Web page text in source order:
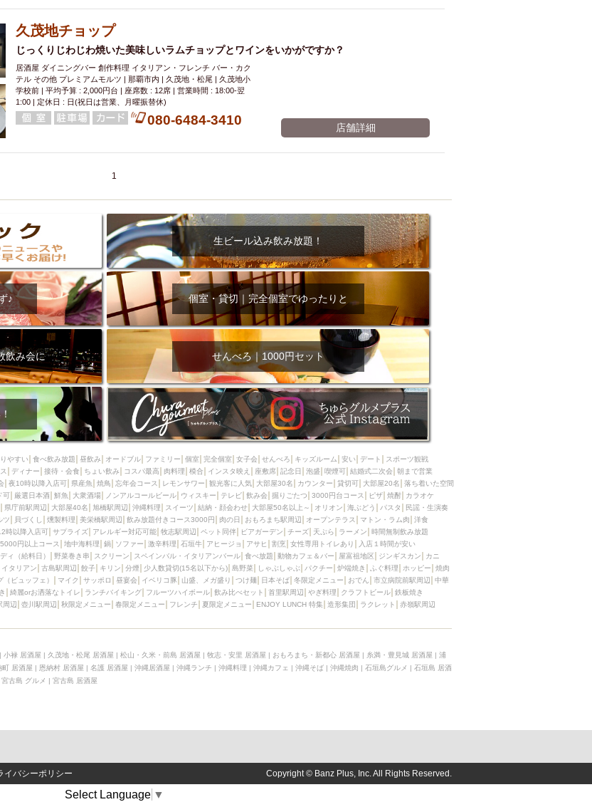
数貸切(15名以下から) 島野菜 しゃぶしゃぶ パクチー 炉端焼き
ふぐ料理
エビスビール ウェディング
イベリコ豚 山盛、メガ盛り つけ麺 日本そば 冬限定メニュー
好み焼き・もんじゃ オーガニック プレミアムフライデー
バイキング フルーツハイボール 飲み比べセット
幹事様特典 おばんざい チーズタッカルビ
春限定メニュー フレンチ 夏限定メニュー ENJOY LUNCH 特集
造形集団
久茂地チョップ
じっくりじわじわ焼いた美味しいラムチョップとワインをいかがですか？
居酒屋 ダイニングバー 創作料理 イタリアン・フレンチ バー・カク
テル その他 プレミアムモルツ | 那覇市内 | 久茂地・松尾 | 久茂地小
学校前 | 平均予算 : 2,000円台 | 座席数 : 12席 | 営業時間 : 18:00‐翌
1:00 | 定休日 : 日(祝日は営業、月曜振替休)
080-6484-3410 店舗詳細
1
生ビール込み飲み放題！
♪ 個室・貸切｜完全個室でゆったりと
飲み会に せんべろ｜1000円セット
やすい 食べ飲み放題 昼飲み オードブル ファミリー 個室 完全個室 女子会 せんべろ キッズルーム 安い デート
スポーツ観戦
ディナー 接待・会食 ちょい飲み コスパ最高 肉料理 模合 インスタ映え 座敷席 記念日 泡盛 喫煙可 結婚式二次会 朝まで営業
夜10時以降入店可 県産魚 焼鳥 忘年会コース レモンサワー 観光客に人気 大部屋30名 カウンター 貸切可 大部屋20名
落ち着いた空間
可 厳選日本酒 鮮魚 大衆酒場 ノンアルコールビール ウィスキー テレビ 飲み会 掘りごたつ 3000円台コース ピザ 焼酎
カラオケ
県庁前駅周辺 大部屋40名 旭橋駅周辺 沖縄料理 スイーツ 結納・顔会わせ 大部屋50名以上～ オリオン 海ぶどう パスタ
民謡・生演奏
ツ 貝づくし 燻製料理 美栄橋駅周辺 飲み放題付きコース3000円 肉の日 おもろまち駅周辺 オープンテラス マトン・ラム肉
洋食
時以降入店可 サプライズ アレルギー対応可能 牧志駅周辺 ペット同伴 ビアガーデン チーズ 天ぷら ラーメン
時間無制飲み放題
5000円以上コース 地中海料理 鍋 ソファー 激辛料理 石垣牛 アヒージョ アサヒ 割烹 女性専用トイレあり
入店１時間が安い
ィ（給料日） 野菜巻き串 スクリーン スペインバル・イタリアンバール 食べ放題 動物カフェ＆バー 屋富祖地区 ジンギスカン
カニ
イタリアン 古島駅周辺 餃子 キリン 分煙 少人数貸切(15名以下から) 島野菜 しゃぶしゃぶ パクチー 炉端焼き ふぐ料理 ホッピー
焼肉
（ビュッフェ） マイク サッポロ 昼宴会 イベリコ豚 山盛、メガ盛り つけ麺 日本そば 冬限定メニュー おでん 市立病院前駅周辺
中華
綺麗orお洒落なトイレ ランチバイキング フルーツハイボール 飲み比べセット 首里駅周辺 やぎ料理 クラフトビール 鉄板焼き
周辺 壺川駅周辺 秋限定メニュー 春限定メニュー フレンチ 夏限定メニュー ENJOY LUNCH 特集 造形集団 ラクレット
赤嶺駅周辺
| 小禄 居酒屋 | 久茂地・松尾 居酒屋 | 松山・久米・前島 居酒屋 | 牧志・安里 居酒屋 | おもろまち・新都心 居酒屋 | 糸満・豊見城 居酒屋 | 浦
町 居酒屋 | 恩納村 居酒屋 | 名護 居酒屋 | 沖縄居酒屋 | 沖縄ランチ | 沖縄料理 | 沖縄カフェ | 沖縄そば | 沖縄焼肉 | 石垣島グルメ | 石垣島 居酒
宮古島 グルメ | 宮古島 居酒屋
イバシーポリシー Copyright © Banz Plus, Inc. All Rights Reserved.
Select Language ▼